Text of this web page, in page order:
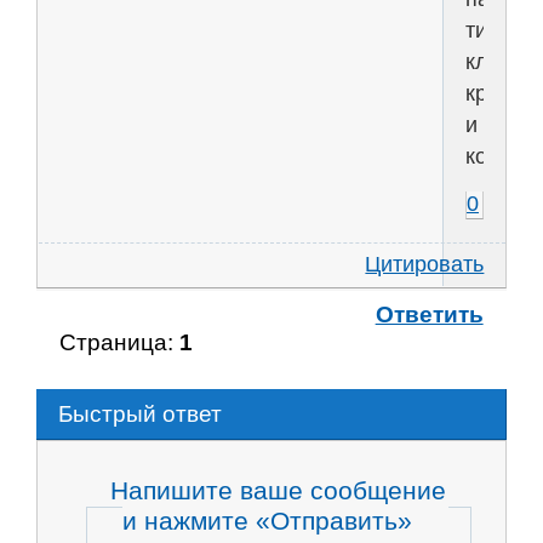
типа
и
0
Цитировать
Ответить
Страница: 1
Быстрый ответ
Напишите ваше сообщение
и нажмите «Отправить»